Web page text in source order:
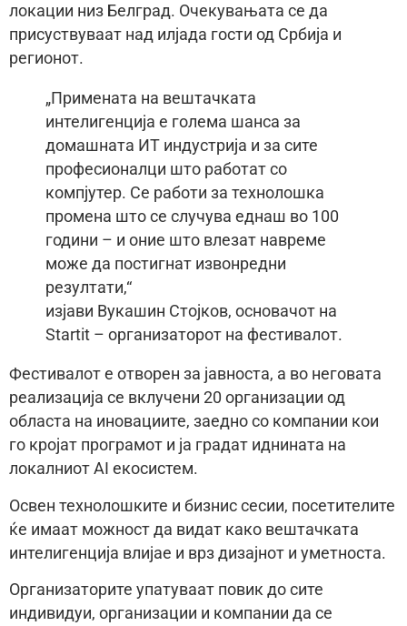
локации низ Белград. Очекувањата се да
присуствуваат над илјада гости од Србија и
регионот.
„Примената на вештачката
интелигенција е голема шанса за
домашната ИТ индустрија и за сите
професионалци што работат со
компјутер. Се работи за технолошка
промена што се случува еднаш во 100
години – и оние што влезат навреме
може да постигнат извонредни
резултати,“
изјави Вукашин Стојков, основачот на
Startit – организаторот на фестивалот.
Фестивалот е отворен за јавноста, а во неговата
реализација се вклучени 20 организации од
областа на иновациите, заедно со компании кои
го кројат програмот и ја градат иднината на
локалниот AI екосистем.
Освен технолошките и бизнис сесии, посетителите
ќе имаат можност да видат како вештачката
интелигенција влијае и врз дизајнот и уметноста.
Организаторите упатуваат повик до сите
индивидуи, организации и компании да се